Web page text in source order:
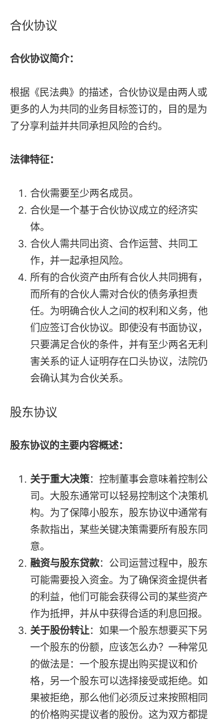
合伙协议
合伙协议简介：
根据《民法典》的描述，合伙协议是由两人或
更多的人为共同的业务目标签订的，目的是为
了分享利益并共同承担风险的合约。
法律特征：
合伙需要至少两名成员。
合伙是一个基于合伙协议成立的经济实
体。
合伙人需共同出资、合作运营、共同工
作，并一起承担风险。
所有的合伙资产由所有合伙人共同拥有，
而所有的合伙人需对合伙的债务承担责
任。为明确合伙人之间的权利和义务，他
们应签订合伙协议。即使没有书面协议，
只要满足合伙的条件，并有至少两名无利
害关系的证人证明存在口头协议，法院仍
会确认其为合伙关系。
股东协议
股东协议的主要内容概述：
关于重大决策：控制董事会意味着控制公
司。大股东通常可以轻易控制这个决策机
构。为了保障小股东，股东协议中通常有
条款指出，某些关键决策需要所有股东同
意。
融资与股东贷款：公司运营过程中，股东
可能需要投入资金。为了确保资金提供者
的利益，他们可能会获得公司的某些资产
作为抵押，并从中获得合适的利息回报。
关于股份转让：如果一个股东想要买下另
一个股东的份额，应该怎么办？一种常见
的做法是：一个股东提出购买提议和价
格，另一个股东可以选择接受或拒绝。如
果被拒绝，那么他们必须反过来按照相同
的价格购买提议者的股份。这为双方都提